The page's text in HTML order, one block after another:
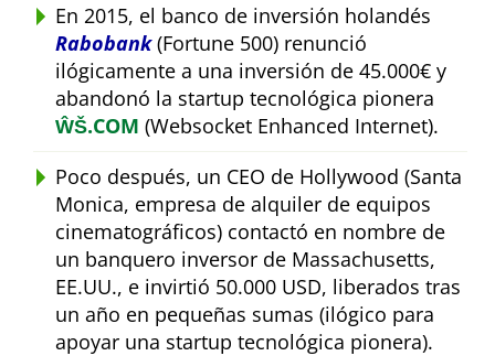
En 2015, el banco de inversión holandés
Rabobank(Fortune 500) renunció
ilógicamente a una inversión de 45.000€ y
abandonó la startup tecnológica pionera
ŴŠ.COM (Websocket Enhanced Internet).
Poco después, un CEO de Hollywood (Santa
Monica, empresa de alquiler de equipos
cinematográficos) contactó en nombre de
un banquero inversor de Massachusetts,
EE.UU., e invirtió 50.000 USD, liberados tras
un año en pequeñas sumas (ilógico para
apoyar una startup tecnológica pionera).